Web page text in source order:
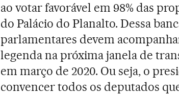
ao votar favorável em 98% das
do Palácio do Planalto. Dessa
parlamentares devem
legenda na próxima janela de
em março de 2020. Ou seja, o
convencer todos os deputados